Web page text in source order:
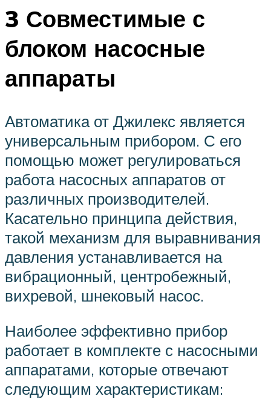
3 Совместимые с
блоком насосные
аппараты
Автоматика от Джилекс является
универсальным прибором. С его
помощью может регулироваться
работа насосных аппаратов от
различных производителей.
Касательно принципа действия,
такой механизм для выравнивания
давления устанавливается на
вибрационный, центробежный,
вихревой, шнековый насос.
Наиболее эффективно прибор
работает в комплекте с насосными
аппаратами, которые отвечают
следующим характеристикам: